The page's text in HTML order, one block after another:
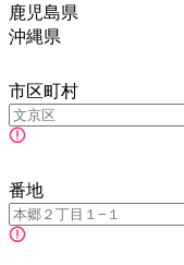
鹿児島県
沖縄県
市区町村
番地